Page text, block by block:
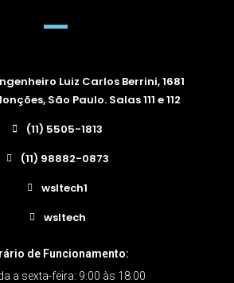
Luiz Carlos Berrini, 1681
São Paulo. Salas 111 e 112
(11) 5505-1813
(11) 98882-0873
wsltech1
wsltech
de Funcionamento:
a sexta-feira: 9:00 às 18:00